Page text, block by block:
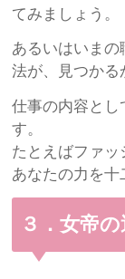
てみましょう。
あるいはいま
法が、見つかる
仕事の内容とし
す。
たとえばファッ
あなたの力を十
３．女帝